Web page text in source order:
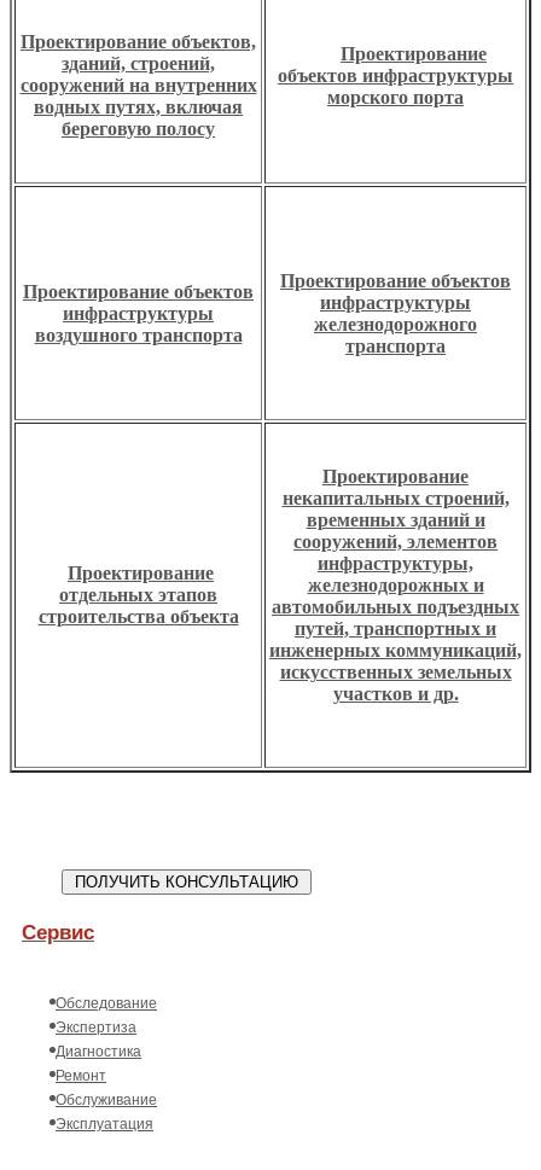
Проектирование объектов,
зданий, строений,
сооружений на внутренних
водных путях, включая
береговую полосу
Проектирование
объектов инфраструктуры
морского порта
Проектирование объектов
инфраструктуры
воздушного транспорта
Проектирование объектов
инфраструктуры
железнодорожного
транспорта
Проектирование
отдельных этапов
строительства объекта
Проектирование
некапитальных строений,
временных зданий и
сооружений, элементов
инфраструктуры,
железнодорожных и
автомобильных подъездных
путей, транспортных и
инженерных коммуникаций,
искусственных земельных
участков и др.
Сервис
Обследование
Экспертиза
Диагностика
Ремонт
Обслуживание
Эксплуатация